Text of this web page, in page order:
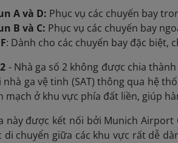
A và D: Phục vụ các chuyến bay
B và C: Phục vụ các chuyến bay
: Dành cho các chuyến bay đặc biệt,
- Nhà ga số 2 không được chia
ga vệ tinh (SAT) thông qua hệ
mạch ở khu vực phía đất liền, giúp
này được kết nối bởi Munich
di chuyển giữa các khu vực rất dễ